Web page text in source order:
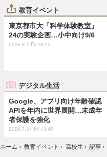
教育イベント
東京都市大「科学体験教室」
24の実験企画…小中向け9/6
2026.8.7 Fri 18:15
デジタル生活
Google、アプリ向け年齢確認
APIを年内に世界展開…未成年
者保護を強化
2026.7.31 Fri 13:45
ホーム › 教育イベント › 高校生 › 記事 ›